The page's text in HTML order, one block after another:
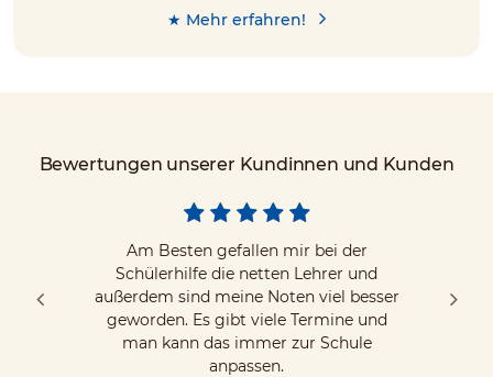
★ Mehr erfahren!
Bewertungen unserer Kundinnen und Kunden
Am Besten gefallen mir bei der
Schülerhilfe die netten Lehrer und
außerdem sind meine Noten viel besser
geworden. Es gibt viele Termine und
man kann das immer zur Schule
anpassen.